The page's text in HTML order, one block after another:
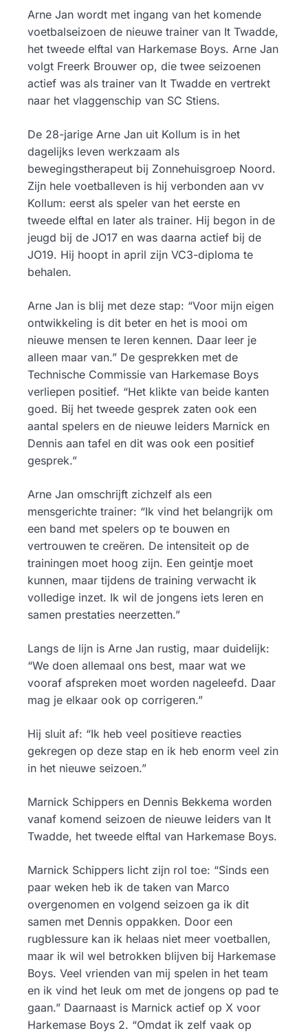
Arne Jan wordt met ingang van het komende
voetbalseizoen de nieuwe trainer van It Twadde,
het tweede elftal van Harkemase Boys. Arne Jan
volgt Freerk Brouwer op, die twee seizoenen
actief was als trainer van It Twadde en vertrekt
naar het vlaggenschip van SC Stiens.
De 28-jarige Arne Jan uit Kollum is in het
dagelijks leven werkzaam als
bewegingstherapeut bij Zonnehuisgroep Noord.
Zijn hele voetballeven is hij verbonden aan vv
Kollum: eerst als speler van het eerste en
tweede elftal en later als trainer. Hij begon in de
jeugd bij de JO17 en was daarna actief bij de
JO19. Hij hoopt in april zijn VC3-diploma te
behalen.
Arne Jan is blij met deze stap: “Voor mijn eigen
ontwikkeling is dit beter en het is mooi om
nieuwe mensen te leren kennen. Daar leer je
alleen maar van.” De gesprekken met de
Technische Commissie van Harkemase Boys
verliepen positief. “Het klikte van beide kanten
goed. Bij het tweede gesprek zaten ook een
aantal spelers en de nieuwe leiders Marnick en
Dennis aan tafel en dit was ook een positief
gesprek.”
Arne Jan omschrijft zichzelf als een
mensgerichte trainer: “Ik vind het belangrijk om
een band met spelers op te bouwen en
vertrouwen te creëren. De intensiteit op de
trainingen moet hoog zijn. Een geintje moet
kunnen, maar tijdens de training verwacht ik
volledige inzet. Ik wil de jongens iets leren en
samen prestaties neerzetten.”
Langs de lijn is Arne Jan rustig, maar duidelijk:
“We doen allemaal ons best, maar wat we
vooraf afspreken moet worden nageleefd. Daar
mag je elkaar ook op corrigeren.”
Hij sluit af: “Ik heb veel positieve reacties
gekregen op deze stap en ik heb enorm veel zin
in het nieuwe seizoen.”
Marnick Schippers en Dennis Bekkema worden
vanaf komend seizoen de nieuwe leiders van It
Twadde, het tweede elftal van Harkemase Boys.
Marnick Schippers licht zijn rol toe: “Sinds een
paar weken heb ik de taken van Marco
overgenomen en volgend seizoen ga ik dit
samen met Dennis oppakken. Door een
rugblessure kan ik helaas niet meer voetballen,
maar ik wil wel betrokken blijven bij Harkemase
Boys. Veel vrienden van mij spelen in het team
en ik vind het leuk om met de jongens op pad te
gaan.” Daarnaast is Marnick actief op X voor
Harkemase Boys 2. “Omdat ik zelf vaak op